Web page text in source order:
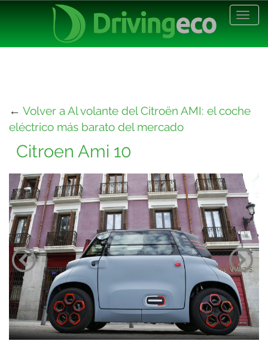
← Volver a Al volante del Citroën AMI: el coche
eléctrico más barato del mercado
Citroen Ami 10